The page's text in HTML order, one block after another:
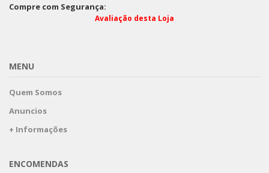
Compre com Segurança:
Avaliação desta Loja
MENU
Quem Somos
Anuncios
+ Informações
ENCOMENDAS